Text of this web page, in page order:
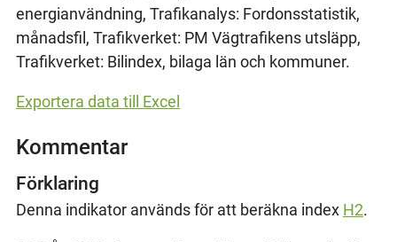
energianvändning, Trafikanalys: Fordonsstatistik,
månadsfil, Trafikverket: PM Vägtrafikens utsläpp,
Trafikverket: Bilindex, bilaga län och kommuner.
Exportera data till Excel
Kommentar
Förklaring
Denna indikator används för att beräkna index H2.